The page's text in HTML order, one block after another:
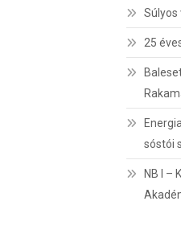
Súlyos
25
sóstói
NB I –